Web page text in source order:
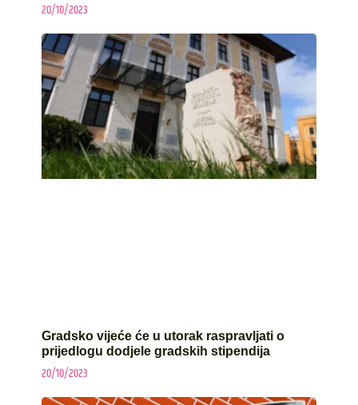
20/10/2023
Gradsko vijeće će u utorak raspravljati o
prijedlogu dodjele gradskih stipendija
20/10/2023